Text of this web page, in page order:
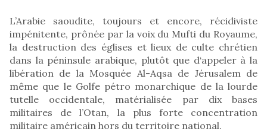
L’Arabie saoudite, toujours et encore, récidiviste
impénitente, prônée par la voix du Mufti du Royaume,
la destruction des églises et lieux de culte chrétien
dans la péninsule arabique, plutôt que d‘appeler à la
libération de la Mosquée Al-Aqsa de Jérusalem de
même que le Golfe pétro monarchique de la lourde
tutelle occidentale, matérialisée par dix bases
militaires de l’Otan, la plus forte concentration
militaire américain hors du territoire national.